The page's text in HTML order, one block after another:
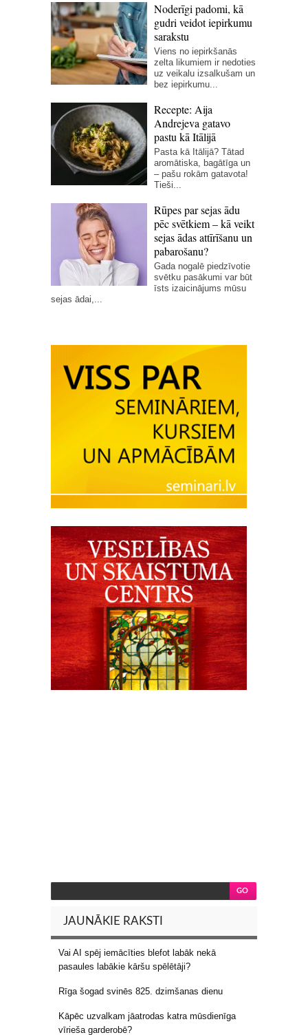
Noderīgi padomi, kā
gudri veidot iepirkumu
sarakstu
Viens no iepirkšanās
zelta likumiem ir nedoties
uz veikalu izsalkušam un
bez iepirkumu...
Recepte: Aija
Andrejeva gatavo
pastu kā Itālijā
Pasta kā Itālijā? Tātad
aromātiska, bagātīga un
– pašu rokām gatavota!
Tieši...
Rūpes par sejas ādu
pēc svētkiem – kā veikt
sejas ādas attīrīšanu un
pabarošanu?
Gada nogalē piedzīvotie
svētku pasākumi var būt
īsts izaicinājums mūsu
sejas ādai,...
JAUNĀKIE RAKSTI
Vai AI spēj iemācīties blefot labāk nekā
pasaules labākie kāršu spēlētāji?
Rīga šogad svinēs 825. dzimšanas dienu
Kāpēc uzvalkam jāatrodas katra mūsdienīga
vīrieša garderobē?